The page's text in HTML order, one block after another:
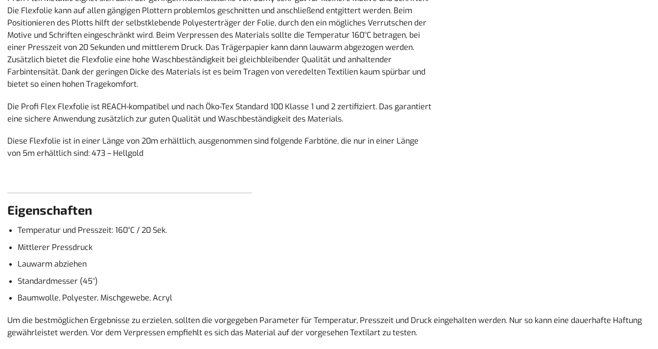
Die Flexfolie kann auf allen gängigen Plottern problemlos geschnitten und anschließend entgittert werden. Beim
Positionieren des Plotts hilft der selbstklebende Polyesterträger der Folie, durch den ein mögliches Verrutschen der
Motive und Schriften eingeschränkt wird. Beim Verpressen des Materials sollte die Temperatur 160°C betragen, bei
einer Presszeit von 20 Sekunden und mittlerem Druck. Das Trägerpapier kann dann lauwarm abgezogen werden.
Zusätzlich bietet die Flexfolie eine hohe Waschbeständigkeit bei gleichbleibender Qualität und anhaltender
Farbintensität. Dank der geringen Dicke des Materials ist es beim Tragen von veredelten Textilien kaum spürbar und
bietet so einen hohen Tragekomfort.
Die Profi Flex Flexfolie ist REACH-kompatibel und nach Öko-Tex Standard 100 Klasse 1 und 2 zertifiziert. Das garantiert
eine sichere Anwendung zusätzlich zur guten Qualität und Waschbeständigkeit des Materials.
Diese Flexfolie ist in einer Länge von 20m erhältlich, ausgenommen sind folgende Farbtöne, die nur in einer Länge
von 5m erhältlich sind: 473 – Hellgold
Eigenschaften
Temperatur und Presszeit: 160°C / 20 Sek.
Mittlerer Pressdruck
Lauwarm abziehen
Standardmesser (45°)
Baumwolle, Polyester, Mischgewebe, Acryl
Um die bestmöglichen Ergebnisse zu erzielen, sollten die vorgegeben Parameter für Temperatur, Presszeit und Druck eingehalten werden. Nur so kann eine dauerhafte Haftung
gewährleistet werden. Vor dem Verpressen empfiehlt es sich das Material auf der vorgesehen Textilart zu testen.